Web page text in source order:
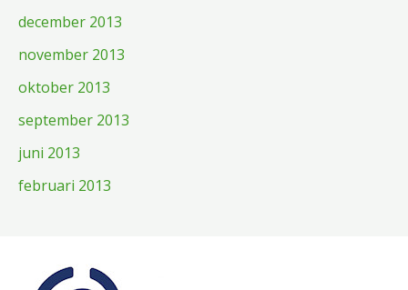
december 2013
november 2013
oktober 2013
september 2013
juni 2013
februari 2013